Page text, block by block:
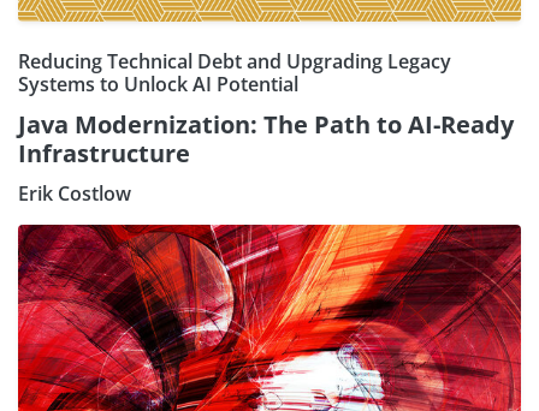
Reducing Technical Debt and Upgrading Legacy
Systems to Unlock AI Potential
Java Modernization: The Path to AI-Ready
Infrastructure
Erik Costlow